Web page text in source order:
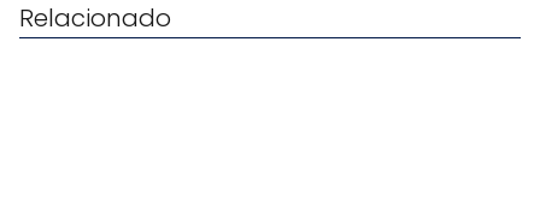
Relacionado